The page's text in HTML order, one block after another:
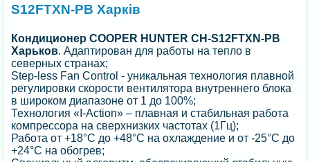
S12FTXN-PB Харків
Кондиционер COOPER HUNTER CH-S12FTXN-PB
Харьков. Адаптирован для работы на тепло в
северных странах;
Step-less Fan Control - уникальная технология плавной
регулировки скорости вентилятора внутреннего блока
в широком диапазоне от 1 до 100%;
Технология «I-Action» – плавная и стабильная работа
компрессора на сверхнизких частотах (1Гц);
Работа от +18°C до +48°C на охлаждение и от -25°C до
+24°C на обогрев;